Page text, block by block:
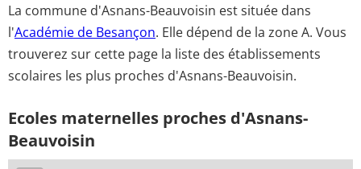
La commune d'Asnans-Beauvoisin est située dans
l'Académie de Besançon. Elle dépend de la zone A. Vous
trouverez sur cette page la liste des établissements
scolaires les plus proches d'Asnans-Beauvoisin.
Ecoles maternelles proches d'Asnans-
Beauvoisin